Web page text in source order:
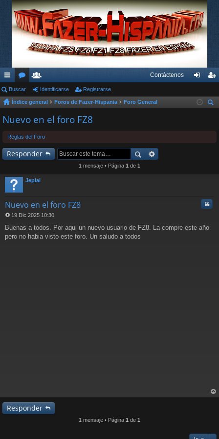
nl
ac
es
rá
pi
s
or
os
su
ari
os
Contáctenos
nti ist
Buscar Identificarse Registrarse
Índice general Foros de Fazer-Hispania
Foro General
Nuevo en el foro FZ8
Reglas del Foro
Responder
1 mensaje • Página 1 de 1
Jeplai
Nuevo en el foro FZ8 Citar
e
n
19 Dic 2025 10:30
Buenas a todos. Por aqui un nuevo usuario de FZ8. La compre este año
pero no habia visto este foro. Un saludo a todos
rri
Responder
1 mensaje • Página 1 de 1